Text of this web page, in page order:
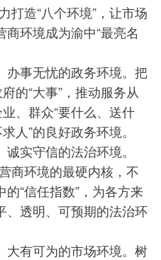
打造“八个环境”，让市场
环境成为渝中“最亮名
事无忧的政务环境。把
的“大事”，推动服务从
、群众“要什么、送什
人”的良好政务环境。
实守信的法治环境。
商环境的最硬内核，不
“信任指数”，为各方来
、透明、可预期的法治环
有可为的市场环境。树